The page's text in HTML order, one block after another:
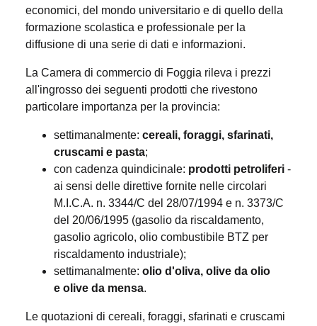
economici, del mondo universitario e di quello della
formazione scolastica e professionale per la
diffusione di una serie di dati e informazioni.
La Camera di commercio di Foggia rileva i prezzi
all'ingrosso dei seguenti prodotti che rivestono
particolare importanza per la provincia:
settimanalmente: cereali, foraggi, sfarinati,
cruscami e pasta;
con cadenza quindicinale: prodotti petroliferi -
ai sensi delle direttive fornite nelle circolari
M.I.C.A. n. 3344/C del 28/07/1994 e n. 3373/C
del 20/06/1995 (gasolio da riscaldamento,
gasolio agricolo, olio combustibile BTZ per
riscaldamento industriale);
settimanalmente: olio d'oliva, olive da olio
e olive da mensa.
Le quotazioni di cereali, foraggi, sfarinati e cruscami